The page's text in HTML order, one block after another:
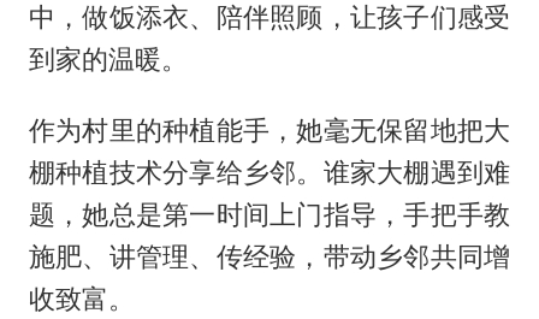
中，做饭添衣、陪伴照顾，让孩子们感受
到家的温暖。
作为村里的种植能手，她毫无保留地把大
棚种植技术分享给乡邻。谁家大棚遇到难
题，她总是第一时间上门指导，手把手教
施肥、讲管理、传经验，带动乡邻共同增
收致富。